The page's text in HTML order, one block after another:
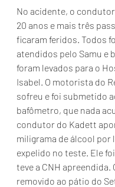
No acidente, o
20 anos e mais três
ficaram feridos. Todos
atendidos pelo Samu e
foram levados para o
Isabel. O motorista do
sofreu e foi submetido
bafômetro, que nada
condutor do Kadett
miligrama de álcool por
expelido no teste. Ele
teve a CNH apreendida.
removido ao pátio do